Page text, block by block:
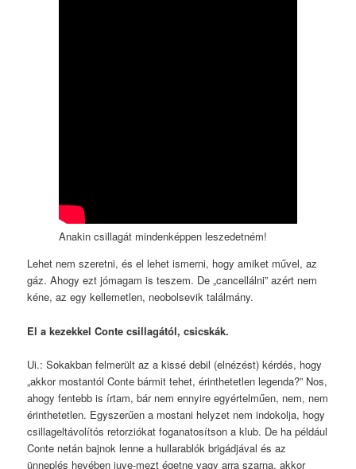
Anakin csillagát mindenképpen leszedetném!
Lehet nem szeretni, és el lehet ismerni, hogy amiket művel, az
gáz. Ahogy ezt jómagam is teszem. De „cancellálni” azért nem
kéne, az egy kellemetlen, neobolsevik találmány.
El a kezekkel Conte csillagától, csicskák.
Ui.: Sokakban felmerült az a kissé debil (elnézést) kérdés, hogy
„akkor mostantól Conte bármit tehet, érinthetetlen legenda?” Nos,
ahogy fentebb is írtam, bár nem ennyire egyértelműen, nem, nem
érinthetetlen. Egyszerűen a mostani helyzet nem indokolja, hogy
csillageltávolítós retorziókat foganatosítson a klub. De ha például
Conte netán bajnok lenne a hullarablók brigádjával és az
ünneplés hevében juve-mezt égetne vagy arra szarna, akkor